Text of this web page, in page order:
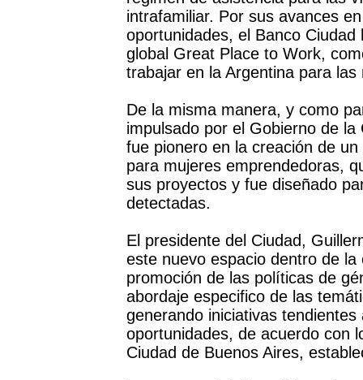
intrafamiliar. Por sus avances
oportunidades, el Banco
global Great Place to Work,
trabajar en la Argentina para las
De la misma manera, y como
impulsado por el Gobierno de
fue pionero en la creación de
para mujeres emprendedoras,
sus proyectos y fue diseñado
detectadas.
El presidente del Ciudad,
este nuevo espacio dentro de
promoción de las políticas de
abordaje especifico de las
generando iniciativas
oportunidades, de acuerdo con
Ciudad de Buenos Aires,